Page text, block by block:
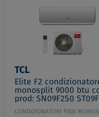
TCL
Elite F2
monosplit 9000 btu
prod: SN09F2S0
CONDIZIONATORI FISSI